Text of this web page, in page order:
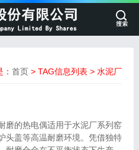
：首页 > TAG信息列表 > 水泥厂
磨的热电偶适用于水泥厂系列窑
头盖等高温耐磨环境。凭借独特